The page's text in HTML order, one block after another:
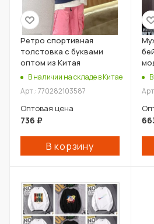
Ретро спортивная
толстовка с буквами
оптом из Китая
В наличии на складе в Китае
Арт.: 770282103587
Оптовая цена
736 ₽
В корзину